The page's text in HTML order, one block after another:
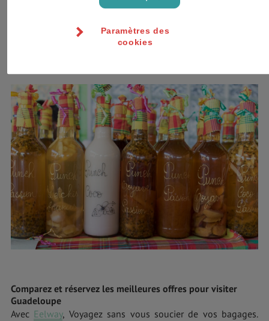
Des tissus indigo
Des objets en coquillage
Des Broderies (dans le sud de la Basse-Terre à Vieux
Comparez et réservez les meilleures offres pour visiter
Guadeloupe
Avec Eelway, Voyagez sans vous soucier de vos bagages.
Paramètres des
cookies